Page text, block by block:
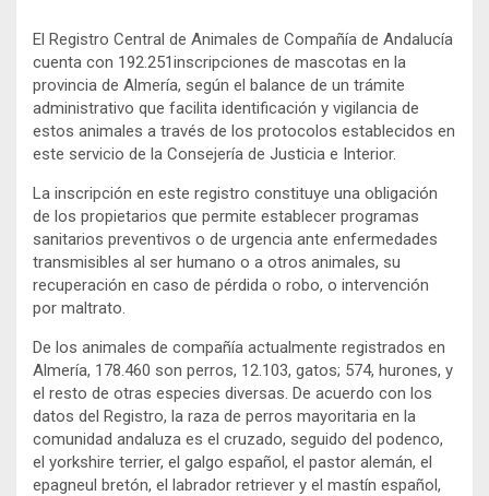
El Registro Central de Animales de Compañía de Andalucía
cuenta con 192.251inscripciones de mascotas en la
provincia de Almería, según el balance de un trámite
administrativo que facilita identificación y vigilancia de
estos animales a través de los protocolos establecidos en
este servicio de la Consejería de Justicia e Interior.
La inscripción en este registro constituye una obligación
de los propietarios que permite establecer programas
sanitarios preventivos o de urgencia ante enfermedades
transmisibles al ser humano o a otros animales, su
recuperación en caso de pérdida o robo, o intervención
por maltrato.
De los animales de compañía actualmente registrados en
Almería, 178.460 son perros, 12.103, gatos; 574, hurones, y
el resto de otras especies diversas. De acuerdo con los
datos del Registro, la raza de perros mayoritaria en la
comunidad andaluza es el cruzado, seguido del podenco,
el yorkshire terrier, el galgo español, el pastor alemán, el
epagneul bretón, el labrador retriever y el mastín español,